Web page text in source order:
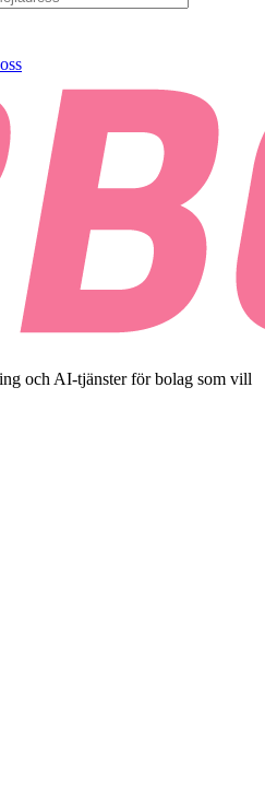
och AI-tjänster för bolag som vill